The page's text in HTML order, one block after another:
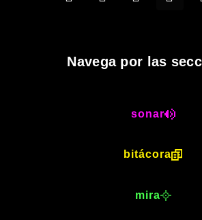
Navega por las
sonar
bitácora
mira